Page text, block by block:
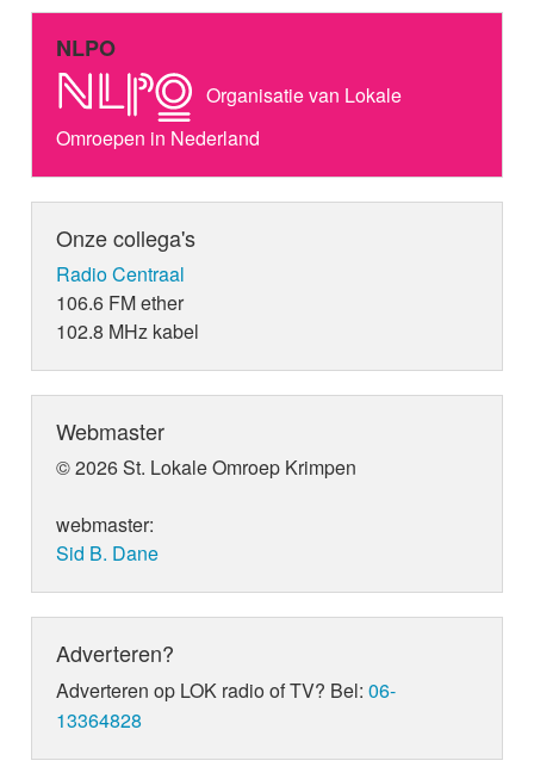
NLPO
Organisatie van Lokale
Omroepen in Nederland
Onze collega's
Radio Centraal
106.6 FM ether
102.8 MHz kabel
Webmaster
© 2026 St. Lokale Omroep Krimpen
webmaster:
Sid B. Dane
Adverteren?
Adverteren op LOK radio of TV? Bel:06-
13364828